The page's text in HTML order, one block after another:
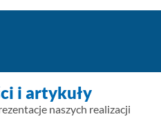
i artykuły
naszych realizacji